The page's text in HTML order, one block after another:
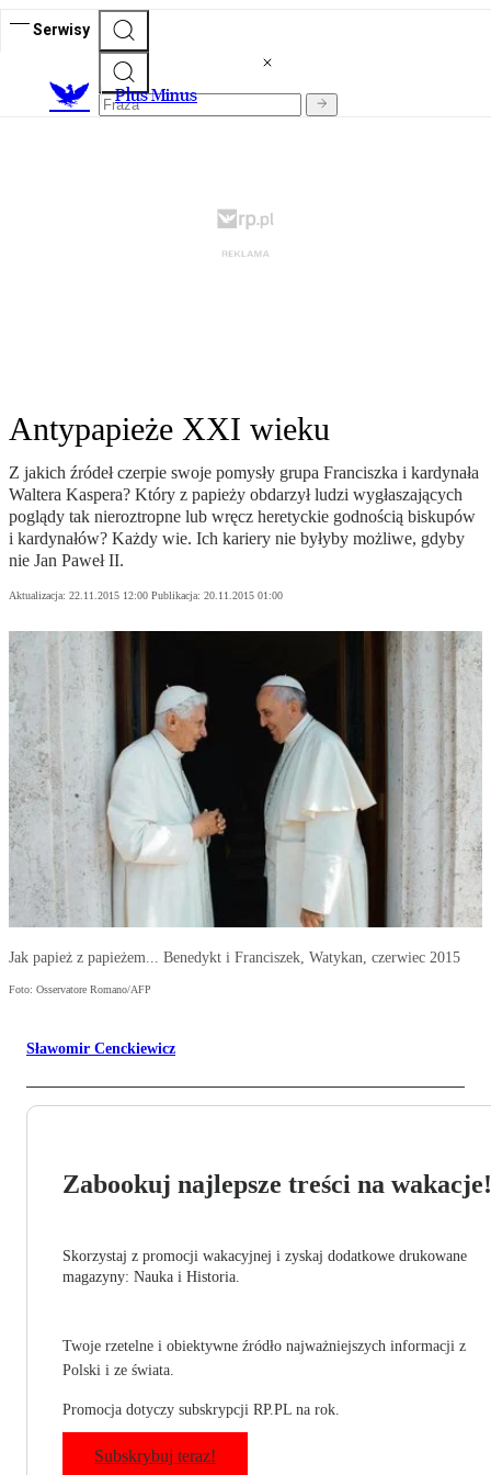
Serwisy
Plus Minus
Antypapieże XXI wieku
Z jakich źródeł czerpie swoje pomysły grupa Franciszka i kardynała
Waltera Kaspera? Który z papieży obdarzył ludzi wygłaszających
poglądy tak nieroztropne lub wręcz heretyckie godnością biskupów
i kardynałów? Każdy wie. Ich kariery nie byłyby możliwe, gdyby
nie Jan Paweł II.
Aktualizacja: 22.11.2015 12:00 Publikacja: 20.11.2015 01:00
Jak papież z papieżem... Benedykt i Franciszek, Watykan, czerwiec 2015
Foto: Osservatore Romano/AFP
Sławomir Cenckiewicz
Zabookuj najlepsze treści na wakacje!
Skorzystaj z promocji wakacyjnej i zyskaj dodatkowe drukowane
magazyny: Nauka i Historia.
Twoje rzetelne i obiektywne źródło najważniejszych informacji z
Polski i ze świata.
Promocja dotyczy subskrypcji RP.PL na rok.
Subskrybuj teraz!